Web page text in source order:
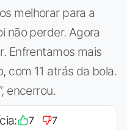
melhorar para a
não perder. Agora
Enfrentamos mais
com 11 atrás da bola.
encerrou.
7 7